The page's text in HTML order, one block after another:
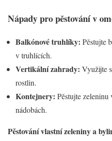
Nápady pro pěstování v
Balkónové truhlíky: Pěstujte
v truhlících.
Vertikální zahrady: Využijte
rostlin.
Kontejnery: Pěstujte
nádobách.
Pěstování vlastní zeleniny a